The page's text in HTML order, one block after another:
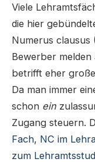
Viele
die hier
Numerus
Bewerber melden
betrifft eher
Da man immer
schon ein
Zugang steuern.
Fach, NC im
zum